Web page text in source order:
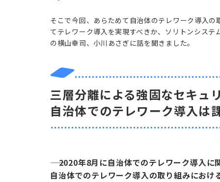
そこで今回、あらためて自治体のテレワーク導入
てテレワーク導入を実現すべきか、ソリトンシス
の横山幸司、小川あさぎに話を聞きました。
三層分離による強固なセキュ
自治体でのテレワーク導入は
―― 2020年8月に自治体でのテレワーク導入
自治体でのテレワーク導入の取り組みにお